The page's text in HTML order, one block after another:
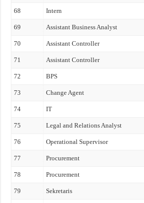
68 Intern
69 Assistant Business Analyst
70 Assistant Controller
71 Assistant Controller
72 BPS
73 Change Agent
74 IT
75 Legal and Relations Analyst
76 Operational Supervisor
77 Procurement
78 Procurement
79 Sekretaris